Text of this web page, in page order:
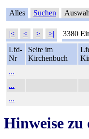
Alles Suchen
|< < > >| 3380
Lfd-
Nr
Seite im
Kirchenbuch
...
...
...
Hinweise